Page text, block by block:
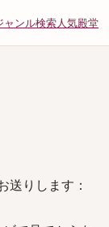
ャンル検索人気殿堂
送りします：